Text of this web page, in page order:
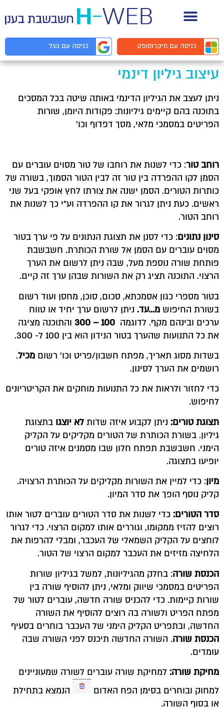
כניסה עםמיקרוסופט כניסה עם גוגל
עיצוב גיליון דינמי
ניתן לעצב את הגיליון הדינמי באותה שיטה בכל המסכים
בתוכנה בהם קיימים גיליונות: פקודות היומן, שורות
הפריטים במסמכי מלאי, מסך דפדוף וכו'
רוחב טור: כדי לשנות את רוחבו של טור מסוים עוברים עם
הסמן לקו ההפרדה בין טור זה לבין הטור הסמוך, בשורה של
כותרות הטורים. הסמן ישנה את צורתו לחץ אופקי בעל שני
ראשים. כעת ניתן לגרור את קו ההפרדה וע"י כך לשנות את
רוחב הטור.
סינון נתונים: כדי לסנן את תצוגת הנתונים על פי ערך בטור
מסוים עוברים עם הסמן אל שורת הכותרת. חשבשבת
פותחת שורה נוספת מעל, שבה ניתן לרשום את הערך
הרצוי. התוכנה תציג רק את השורות שבהן ערך זה קיים.
בטור מספרי כגון אסמכתא, סכום, סוכן, מחסן ועוד רשום
בשורת החיפוש מ…עד. ניתן לרשום ערך יחיד או טווח
ערכים ובינהם מקף. לדוגמה 100 – 300
והתוכנה מציגה
את כל התנועות שהערך בטור הנידון הוא בין 100 ל- 300.
בשדות מסוג תאריך, מפתח חשבון/פריט וכו' רשום מכיל.
רושמים את הערך לסינון.
כדי לחזור ולראות את כל התנועות מוחקים את הקריטריונים
לחיפוש.
תצוגת טורים: ניתן לקבוע איזה שדותלא יוצגו בתצוגת
גיליון. בשורת הכותרת של הטורים מקליקים על הקליק
הימני. חשבשבת תפתח חלון שבו מסמנים איזה טורים
יופיעו בתצוגה.
מיון: כדי למיין את השורות מקליקים על הכותרת הרצויה.
קליק נוסף הופך את סדר המיון.
סדר הטורים: כדי לשנות את סדר הטורים עוברים לטור אותו
רוצים להזיז ממקומו, וגוררים אותו למקום הרצוי. כדי לגרור
לוחצים על הקליק השמאלי של העכבר, ומבלי להרפות את
הלחיצה מזיזים את העכבר למקום הרצוי של הטור.
הכנסת שורה: בחלק מהגיליונות, למשל בגיליון שורות
הפריטים במסמכי שיווק ומלאי, ניתן להוסיף שורה בין
שורות קיימות. כדי להכניס שורה חדשה, עוברים לטור של
מפתח הפריט ולשורה בה רוצים להוסיף את השורה
החדשה, ובתפריט הקליק הימני של העכבר בוחרים בסעיף
הכנסת שורה. השורה החדשה תיכנס לפני השורה שבה
עומדים.
מחיקת שורה: למחיקת שורה עוברים לשורה שמעוניינים
למחוק ובוחרים בסימן הפח האדום
הנמצא בתחילת
או בסוף השורה.